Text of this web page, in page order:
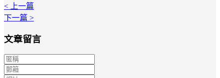
< 上一篇
下一篇 >
文章留言